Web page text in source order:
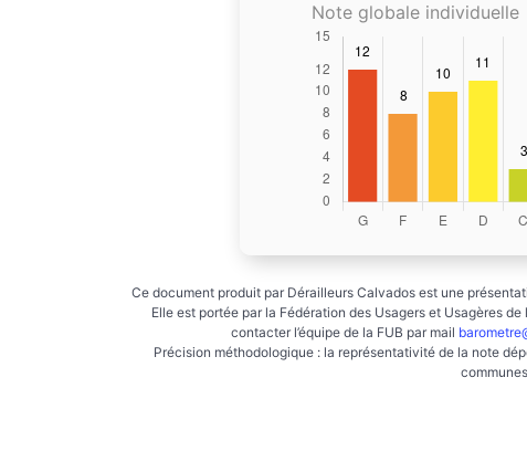
Note globale individuelle
Ce document produit par Dérailleurs Calvados est une
Elle est portée par la Fédération des Usagers et Usagères
contacter l’équipe de la FUB par mail
Précision méthodologique : la représentativité de la note